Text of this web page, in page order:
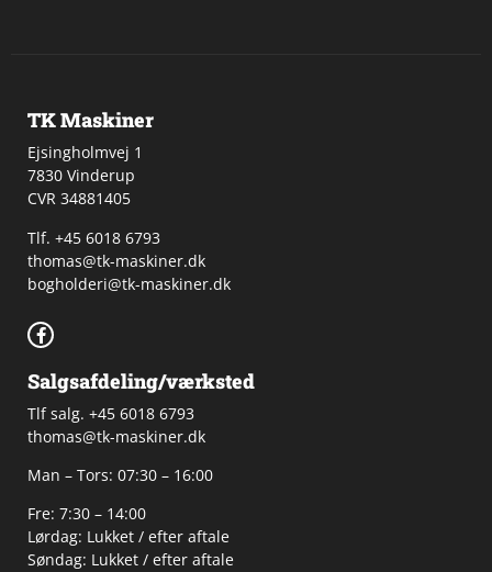
TK Maskiner
Ejsingholmvej 1
7830 Vinderup
CVR 34881405
​Tlf. +45 6018 6793
thomas@tk-maskiner.dk
bogholderi@tk-maskiner.dk
Salgsafdeling/værksted
Tlf salg. +45 6018 6793
thomas@tk-maskiner.dk
Man – Tors: 07:30 – 16:00
Fre: 7:30 – 14:00
Lørdag: Lukket / efter aftale
Søndag: Lukket / efter aftale